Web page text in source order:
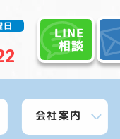
LINE
相談
会社案内